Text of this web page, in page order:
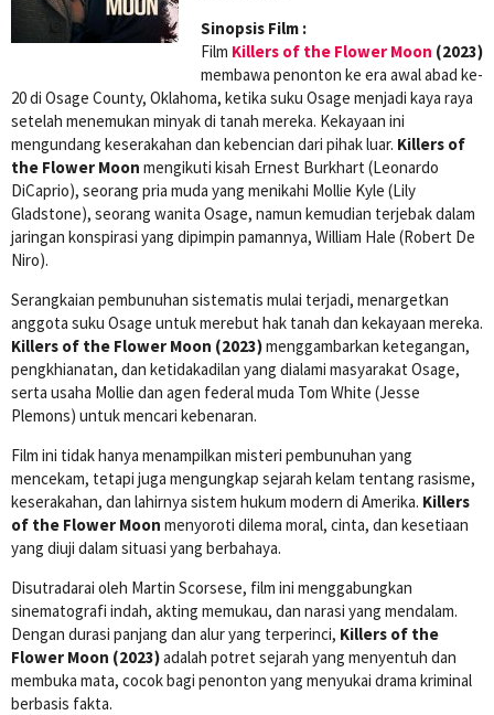
Sinopsis Film :
Film Killers of the Flower Moon (2023)
membawa penonton ke era awal abad ke-
20 di Osage County, Oklahoma, ketika suku Osage menjadi kaya raya
setelah menemukan minyak di tanah mereka. Kekayaan ini
mengundang keserakahan dan kebencian dari pihak luar. Killers of
the Flower Moon mengikuti kisah Ernest Burkhart (Leonardo
DiCaprio), seorang pria muda yang menikahi Mollie Kyle (Lily
Gladstone), seorang wanita Osage, namun kemudian terjebak dalam
jaringan konspirasi yang dipimpin pamannya, William Hale (Robert De
Niro).
Serangkaian pembunuhan sistematis mulai terjadi, menargetkan
anggota suku Osage untuk merebut hak tanah dan kekayaan mereka.
Killers of the Flower Moon (2023)menggambarkan ketegangan,
pengkhianatan, dan ketidakadilan yang dialami masyarakat Osage,
serta usaha Mollie dan agen federal muda Tom White (Jesse
Plemons) untuk mencari kebenaran.
Film ini tidak hanya menampilkan misteri pembunuhan yang
mencekam, tetapi juga mengungkap sejarah kelam tentang rasisme,
keserakahan, dan lahirnya sistem hukum modern di Amerika. Killers
of the Flower Moon menyoroti dilema moral, cinta, dan kesetiaan
yang diuji dalam situasi yang berbahaya.
Disutradarai oleh Martin Scorsese, film ini menggabungkan
sinematografi indah, akting memukau, dan narasi yang mendalam.
Dengan durasi panjang dan alur yang terperinci, Killers of the
Flower Moon (2023)adalah potret sejarah yang menyentuh dan
membuka mata, cocok bagi penonton yang menyukai drama kriminal
berbasis fakta.